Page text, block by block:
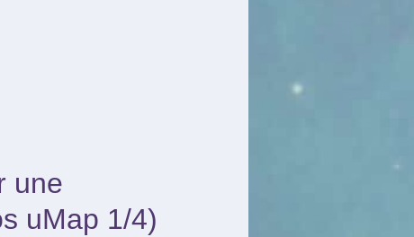
une
uMap 1/4)